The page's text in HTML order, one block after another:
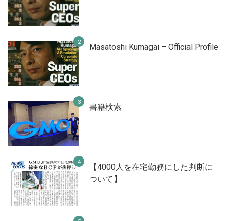
Masatoshi Kumagai – Official Profile
書籍検索
【4000人を在宅勤務にした判断に
ついて】